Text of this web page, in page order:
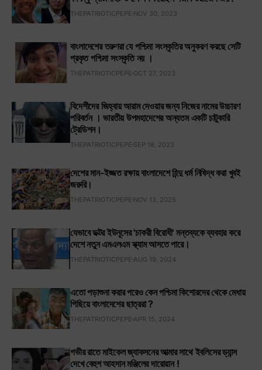
THEPATRIOTICPEPE NOV 30, 2023
বাংলাদেশের তরুণরা যে পশ্চিমা সংস্কৃতির অনুকরণ করছে সেটি
প্রকৃত পশ্চিমা সংস্কৃতি নয় ।
THEPATRIOTICPEPE OCT 27, 2023
বিদেশীদের জিহ্বায় আরাম দেওয়ার জন্য নিজের নামের উচ্চারণ
পরিবর্তন । ভারতীয় উপমহাদেশের অন্যতম একটি চাটুকারি
ট্রেডিশন।
THEPATRIOTICPEPE SEP 18, 2023
দেশের মান-ইজ্জত রক্ষায় বাংলাদেশে হিন্দু ধর্ম নিষিদ্ধ করা খুবই
জরুরি।
THEPATRIOTICPEPE NOV 13, 2025
যেভাবে ডক্টর ইউনূসের 'চাকরী বিরোধী' মন্তব্যকে ব্যবহার করে
দেশে নতুন এমএলএম স্ক্যাম আসতে পারে।
THEPATRIOTICPEPE AUG 19, 2024
এতো পড়াশুনা করার পরেও কেন পশ্চিমা কিশোরদের থেকে মেধায়
পিছিয়ে বাংলাদেশের ছাত্ররা ?
THEPATRIOTICPEPE APR 15, 2024
গভীর রাতে মাইকেল জ্যাকসনের আত্মার সাথে ইবলিসের ড্যান্স
দেখে বেহুশ আহসান মঞ্জিলের দারোয়ান !